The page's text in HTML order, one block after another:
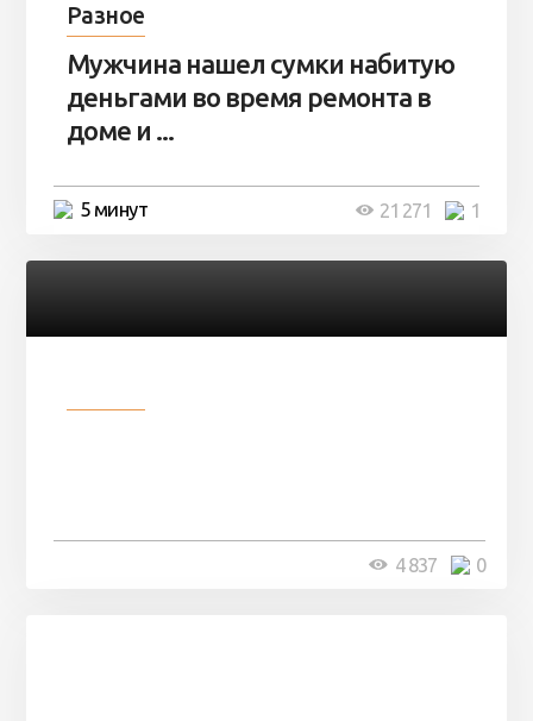
Разное
Мужчина нашел сумки набитую
деньгами во время ремонта в
доме и ...
5 минут 1
21 271
0
4 837